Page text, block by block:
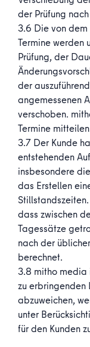
der Prüfung
3.6 Die von
Termine werden
Prüfung, der
der
angemessenen
verschoben.
Termine
3.7 Der Kunde
entstehenden
insbesondere
das Erstellen
dass zwischen
Tagessätze
nach der
berechnet.
3.8 mitho
zu erbringenden
abzuweichen,
unter
für den Kunden